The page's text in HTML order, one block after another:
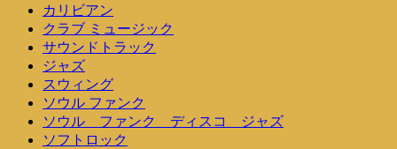
カリビアン
クラブ ミュージック
サウンドトラック
ジャズ
スウィング
ソウル ファンク
ソウル ファンク ディスコ ジャズ
ソフトロック